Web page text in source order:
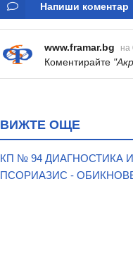
Напиши коментар
www.framar.bg на
Коментирайте
ВИЖТЕ ОЩЕ
КП № 94 ДИАГНОСТИКА
ПСОРИАЗИС -